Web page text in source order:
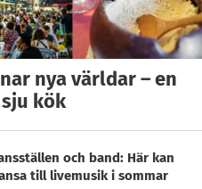
nya världar – en
kök
och band: Här kan
till livemusik i sommar